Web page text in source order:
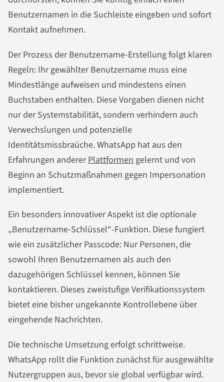
Benutzernamen in die Suchleiste eingeben und sofort
Kontakt aufnehmen.
Der Prozess der Benutzername-Erstellung folgt klaren
Regeln: Ihr gewählter Benutzername muss eine
Mindestlänge aufweisen und mindestens einen
Buchstaben enthalten. Diese Vorgaben dienen nicht
nur der Systemstabilität, sondern verhindern auch
Verwechslungen und potenzielle
Identitätsmissbraüche. WhatsApp hat aus den
Erfahrungen andererPlattformen gelernt und von
Beginn an Schutzmaßnahmen gegen Impersonation
implementiert.
Ein besonders innovativer Aspekt ist die optionale
„Benutzername-Schlüssel“-Funktion. Diese fungiert
wie ein zusätzlicher Passcode: Nur Personen, die
sowohl Ihren Benutzernamen als auch den
dazugehörigen Schlüssel kennen, können Sie
kontaktieren. Dieses zweistufige Verifikationssystem
bietet eine bisher ungekannte Kontrollebene über
eingehende Nachrichten.
Die technische Umsetzung erfolgt schrittweise.
WhatsApp rollt die Funktion zunächst für ausgewählte
Nutzergruppen aus, bevor sie global verfügbar wird.